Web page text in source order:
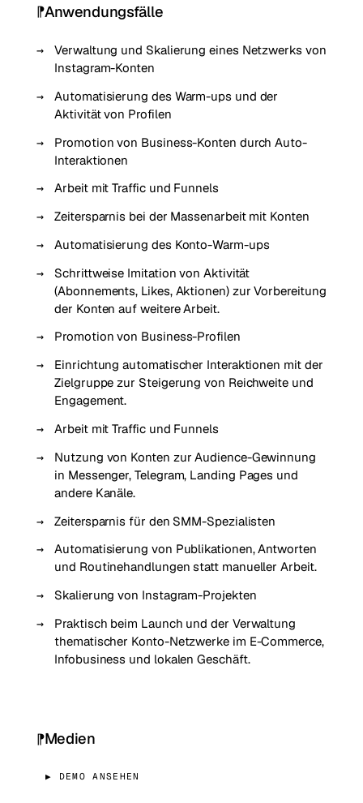
Anwendungsfälle
Verwaltung und Skalierung eines Netzwerks von
Instagram-Konten
Automatisierung des Warm-ups und der
Aktivität von Profilen
Promotion von Business-Konten durch Auto-
Interaktionen
Arbeit mit Traffic und Funnels
Zeitersparnis bei der Massenarbeit mit Konten
Automatisierung des Konto-Warm-ups
Schrittweise Imitation von Aktivität
(Abonnements, Likes, Aktionen) zur Vorbereitung
der Konten auf weitere Arbeit.
Promotion von Business-Profilen
Einrichtung automatischer Interaktionen mit der
Zielgruppe zur Steigerung von Reichweite und
Engagement.
Arbeit mit Traffic und Funnels
Nutzung von Konten zur Audience-Gewinnung
in Messenger, Telegram, Landing Pages und
andere Kanäle.
Zeitersparnis für den SMM-Spezialisten
Automatisierung von Publikationen, Antworten
und Routinehandlungen statt manueller Arbeit.
Skalierung von Instagram-Projekten
Praktisch beim Launch und der Verwaltung
thematischer Konto-Netzwerke im E-Commerce,
Infobusiness und lokalen Geschäft.
Medien
▶ DEMO ANSEHEN